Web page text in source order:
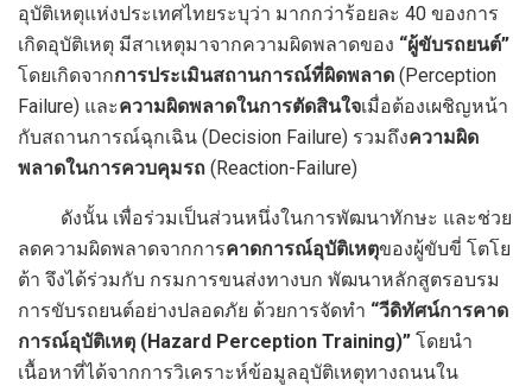
อุบัติเหตุแห่งประเทศไทยระบุว่า มากกว่าร้อยละ 40 ของการ
เกิดอุบัติเหตุ มีสาเหตุมาจากความผิดพลาดของ “ผู้ขับรถยนต์”
โดยเกิดจากการประเมินสถานการณ์ที่ผิดพลาด (Perception
Failure) และความผิดพลาดในการตัดสินใจเมื่อต้องเผชิญหน้า
กับสถานการณ์ฉุกเฉิน (Decision Failure) รวมถึงความผิด
พลาดในการควบคุมรถ (Reaction-Failure)
ดังนั้น เพื่อร่วมเป็นส่วนหนึ่งในการพัฒนาทักษะ และช่วย
ลดความผิดพลาดจากการคาดการณ์อุบัติเหตุของผู้ขับขี่ โตโย
ต้า จึงได้ร่วมกับ กรมการขนส่งทางบก พัฒนาหลักสูตรอบรม
การขับรถยนต์อย่างปลอดภัย ด้วยการจัดทำ “วีดิทัศน์การคาด
การณ์อุบัติเหตุ (Hazard Perception Training)” โดยนำ
เนื้อหาที่ได้จากการวิเคราะห์ข้อมูลอุบัติเหตุทางถนนใน